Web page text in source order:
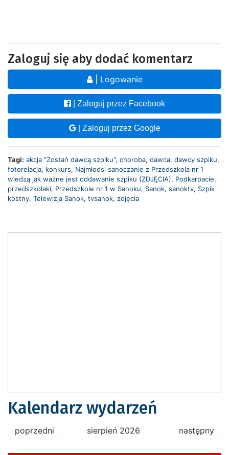
Zaloguj się aby dodać komentarz
| Logowanie
| Zaloguj przez Facebook
| Zaloguj przez Google
Tagi: akcja "Zostań dawcą szpiku", choroba, dawca, dawcy szpiku,
fotorelacja, konkurs, Najmłodsi sanoczanie z Przedszkola nr 1
wiedzą jak ważne jest oddawanie szpiku (ZDJĘCIA), Podkarpacie,
przedszkolaki, Przedszkole nr 1 w Sanoku, Sanok, sanoktv, Szpik
kostny, Telewizja Sanok, tvsanok, zdjęcia
Kalendarz wydarzeń
poprzedni sierpień 2026 następny